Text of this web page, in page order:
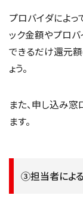
プロバイダによっ
ック金額やプロ
できるだけ還元
ょう。
また、申し込み
ます。
③担当者による